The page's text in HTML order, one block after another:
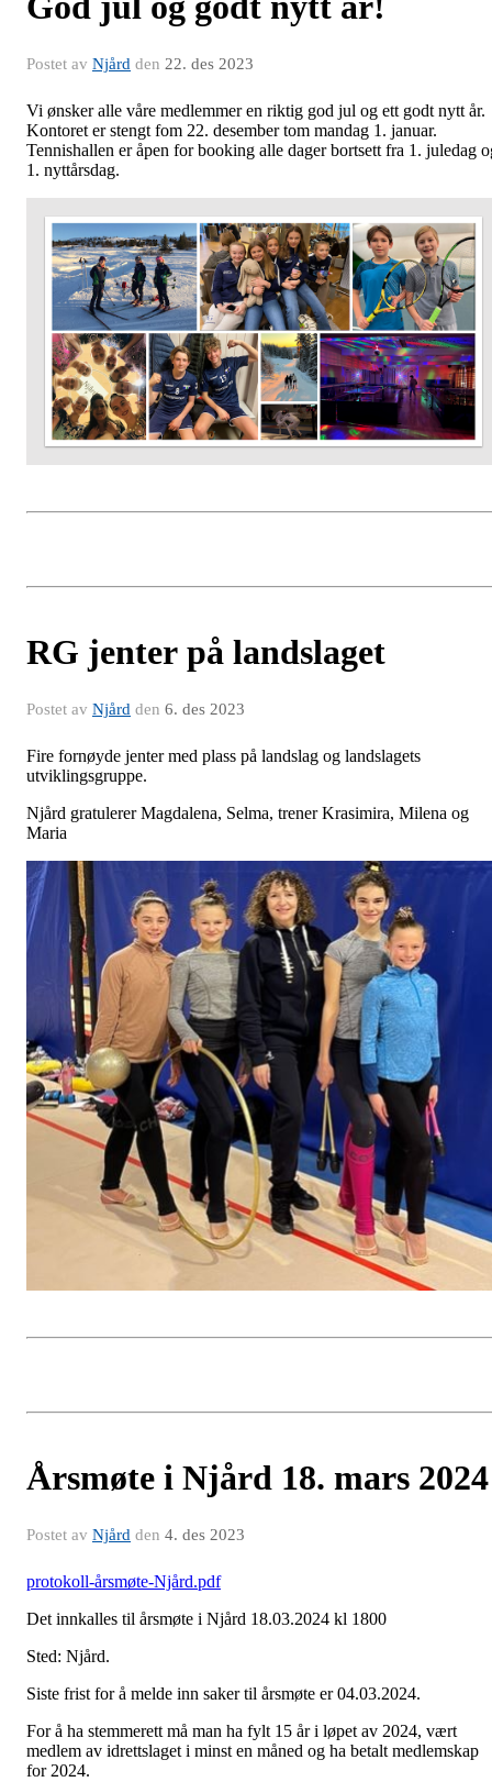
Postet av Njård den 22. des 2023
Vi ønsker alle våre medlemmer en riktig god jul og ett godt nytt år.
Kontoret er stengt fom 22. desember tom mandag 1. januar.
Tennishallen er åpen for booking alle dager bortsett fra 1. juledag
1. nyttårsdag.
RG jenter på landslaget
Postet av Njård den 6. des 2023
Fire fornøyde jenter med plass på landslag og landslagets
utviklingsgruppe.
Njård gratulerer Magdalena, Selma, trener Krasimira, Milena og
Maria
Årsmøte i Njård 18. mars 2024
Postet av Njård den 4. des 2023
protokoll-årsmøte-Njård.pdf
Det innkalles til årsmøte i Njård 18.03.2024 kl 1800
Sted: Njård.
Siste frist for å melde inn saker til årsmøte er 04.03.2024.
For å ha stemmerett må man ha fylt 15 år i løpet av 2024, vært
medlem av idrettslaget i minst en måned og ha betalt medlemskap
for 2024.